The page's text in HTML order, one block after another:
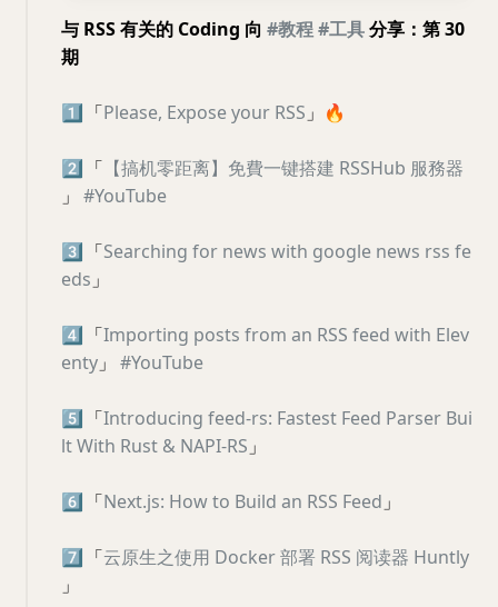
与 RSS 有关的 Coding 向 #教程#工具分享：第 30
期
1️⃣ 「Please, Expose your RSS 」 🔥
2️⃣ 「 【搞机零距离】免費一键搭建 RSSHub 服務器
」 #YouTube
3️⃣ 「Searching for news with google news rss fe
eds 」
4️⃣ 「Importing posts from an RSS feed with Elev
enty 」 #YouTube
5️⃣ 「Introducing feed-rs: Fastest Feed Parser Bui
lt With Rust & NAPI-RS 」
6️⃣ 「Next.js: How to Build an RSS Feed 」
7️⃣ 「云原生之使用 Docker 部署 RSS 阅读器 Huntly
」